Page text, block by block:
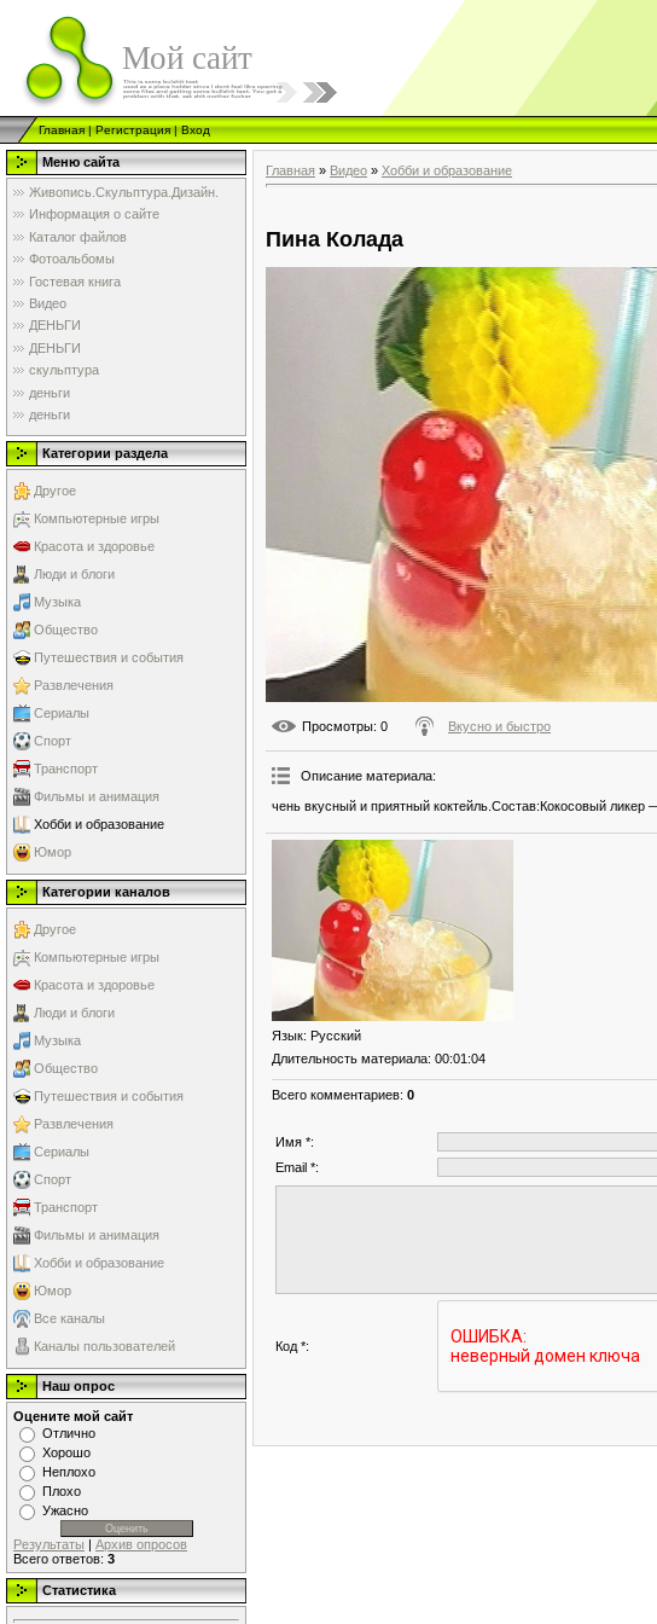
Мой сайт
Главная|Регистрация|Вход
Меню сайта
Живопись.Скульптура.Дизайн.
Информация о сайте
Каталог файлов
Фотоальбомы
Гостевая книга
Видео
ДЕНЬГИ
ДЕНЬГИ
скульптура
деньги
деньги
Категории раздела
Другое
Компьютерные игры
Красота и здоровье
Люди и блоги
Музыка
Общество
Путешествия и события
Развлечения
Сериалы
Спорт
Транспорт
Фильмы и анимация
Хобби и образование
Юмор
Категории каналов
Другое
Компьютерные игры
Красота и здоровье
Люди и блоги
Музыка
Общество
Путешествия и события
Развлечения
Сериалы
Спорт
Транспорт
Фильмы и анимация
Хобби и образование
Юмор
Все каналы
Каналы пользователей
Наш опрос
Оцените мой сайт
Отлично
Хорошо
Неплохо
Плохо
Ужасно
Результаты | Архив опросов
Всего ответов: 3
Статистика
Главная » Видео » Хобби и образование
Пина Колада
Просмотры: 0 Вкусно и быстро
Описание материала:
чень вкусный и приятный коктейль.Состав:Кокосовый
Язык: Русский
Длительность материала: 00:01:04
Всего комментариев: 0
Имя *:
Email *:
Код *: